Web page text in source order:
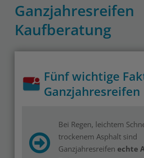
Ganzjahresreifen
Kaufberatung
Fünf wichtige
Ganzjahresreifen
Bei Regen, leichtem
trockenem Asphalt sind
Ganzjahresreifen echte